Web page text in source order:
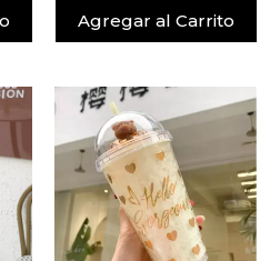
Agregar al Carrito